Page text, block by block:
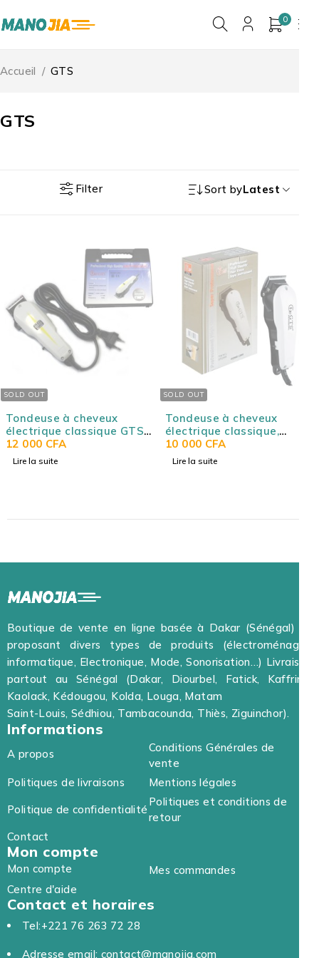
0
GTS
Accueil / GTS
Filter Sort byLatest
SOLD OUT
Tondeuse à cheveux
électrique classique GTS-
3800, Super lame, robuste,
8-15W, rasoir pour salon
12 000 CFA
Lire la suite
SOLD OUT
Tondeuse à cheveux
électrique classique,
Super lame, robuste, 8-
15W, rasoir pour salon de
10 000 CFA
Lire la suite
Boutique de vente en ligne basée à Dakar (Sénégal) et
proposant divers types de produits (électroménager,
informatique, Electronique, Mode, Sonorisation…) Livraison
partout au Sénégal (Dakar, Diourbel, Fatick, Kaffrine,
Kaolack, Kédougou, Kolda, Louga, Matam
Saint-Louis, Sédhiou, Tambacounda, Thiès, Ziguinchor).
Informations
A propos
Conditions Générales de
vente
Politiques de livraisons
Mentions légales
Politique de confidentialité
Politiques et conditions de
retour
Contact
Mon compte
Mon compte
Mes commandes
Centre d'aide
Contact et horaires
Tel:+221 76 263 72 28
Adresse email: contact@manojia.com